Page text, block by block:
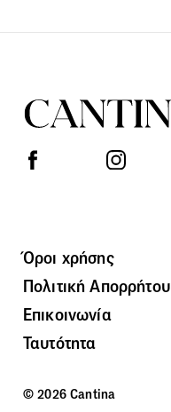
Όροι χρήσης
Πολιτική Απορρήτου
Επικοινωνία
Ταυτότητα
© 2026 Cantina